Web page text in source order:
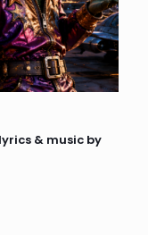
& music by